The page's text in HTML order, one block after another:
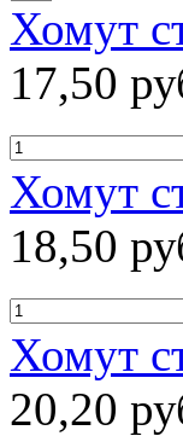
Хомут
17,50
Хомут
18,50
Хомут
20,20